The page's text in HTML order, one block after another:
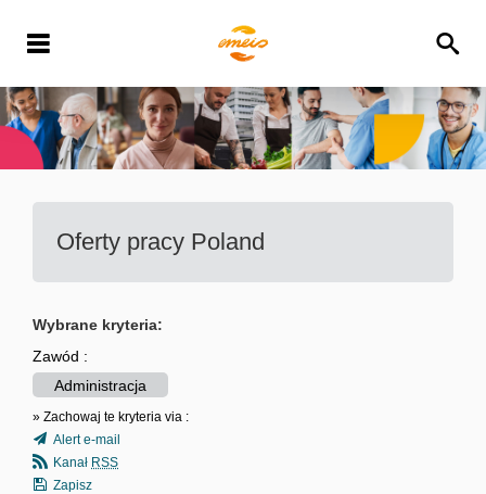
Oferty pracy Poland
Wybrane kryteria:
Zawód :
Administracja
» Zachowaj te kryteria via :
Alert e-mail
Kanał RSS
Zapisz